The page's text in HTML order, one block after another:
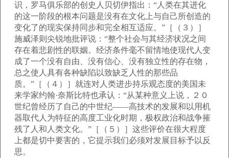
识，罗马俱乐部的创史人贝切伊指出：“人类在其进化
的这一阶段的根本问题是没有在文化上与自己所创造的
变化了的现实保持同步和完全相互适应。”［（３）］
施威泽则尖锐地批评说：“整个社会与其经济状况之间
存在着悲剧性的联姻。经济条件毫不留情地使现代人变
成了一个没有自由、没有信心、没有独立性的存在物，
总之使人具有各种缺陷以致缺乏人性的那些品
质。”［（４）］就连对人类进步持乐观态度的美国未
来学家约翰·奈斯比特也承认：“从某种意义上说，２０
世纪曾经历了自己的中世纪——高技术的发展和以用机
器取代人为特征的高度工业化时期，极权政治和战争摧
残了人和人类文化。”［（５）］这些评价在很大程度
上都是切中要害的，它提示我们必须对发展目标予以反
思。